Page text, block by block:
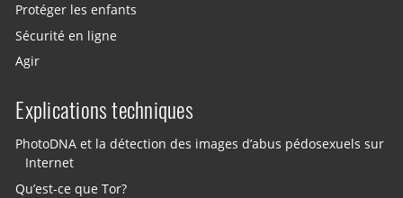
Protéger les enfants
Sécurité en ligne
Agir
Explications techniques
PhotoDNA et la détection des images d’abus pédosexuels sur
Internet
Qu’est-ce que Tor?